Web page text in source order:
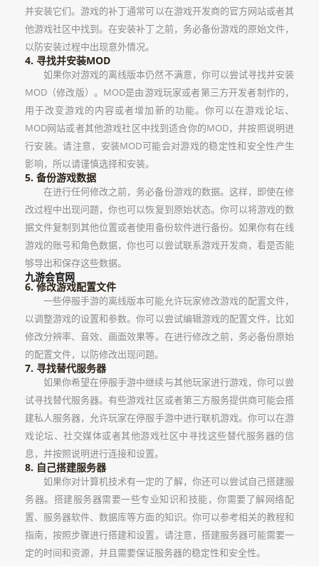
并安装它们。游戏的补丁通常可以在游戏开发商的官方网站或者其
他游戏社区中找到。在安装补丁之前，务必备份游戏的原始文件，
以防安装过程中出现意外情况。
4. 寻找并安装MOD
如果你对游戏的离线版本仍然不满意，你可以尝试寻找并安装
MOD（修改版）。MOD是由游戏玩家或者第三方开发者制作的，
用于改变游戏的内容或者增加新的功能。你可以在游戏论坛、
MOD网站或者其他游戏社区中找到适合你的MOD，并按照说明进
行安装。请注意，安装MOD可能会对游戏的稳定性和安全性产生
影响，所以请谨慎选择和安装。
5. 备份游戏数据
在进行任何修改之前，务必备份游戏的数据。这样，即使在修
改过程中出现问题，你也可以恢复到原始状态。你可以将游戏的数
据文件复制到其他位置或者使用备份软件进行备份。如果你有在线
游戏的账号和角色数据，你也可以尝试联系游戏开发商，看是否能
够导出和保存这些数据。
九游会官网
6. 修改游戏配置文件
一些停服手游的离线版本可能允许玩家修改游戏的配置文件，
以调整游戏的设置和参数。你可以尝试编辑游戏的配置文件，比如
修改分辨率、音效、画面效果等。在进行修改之前，务必备份原始
的配置文件，以防修改出现问题。
7. 寻找替代服务器
如果你希望在停服手游中继续与其他玩家进行游戏，你可以尝
试寻找替代服务器。有些游戏社区或者第三方服务提供商可能会搭
建私人服务器，允许玩家在停服手游中进行联机游戏。你可以在游
戏论坛、社交媒体或者其他游戏社区中寻找这些替代服务器的信
息，并按照说明进行连接和设置。
8. 自己搭建服务器
如果你对计算机技术有一定的了解，你还可以尝试自己搭建服
务器。搭建服务器需要一些专业知识和技能，你需要了解网络配
置、服务器软件、数据库等方面的知识。你可以参考相关的教程和
指南，按照步骤进行搭建和设置。请注意，搭建服务器可能需要一
定的时间和资源，并且需要保证服务器的稳定性和安全性。